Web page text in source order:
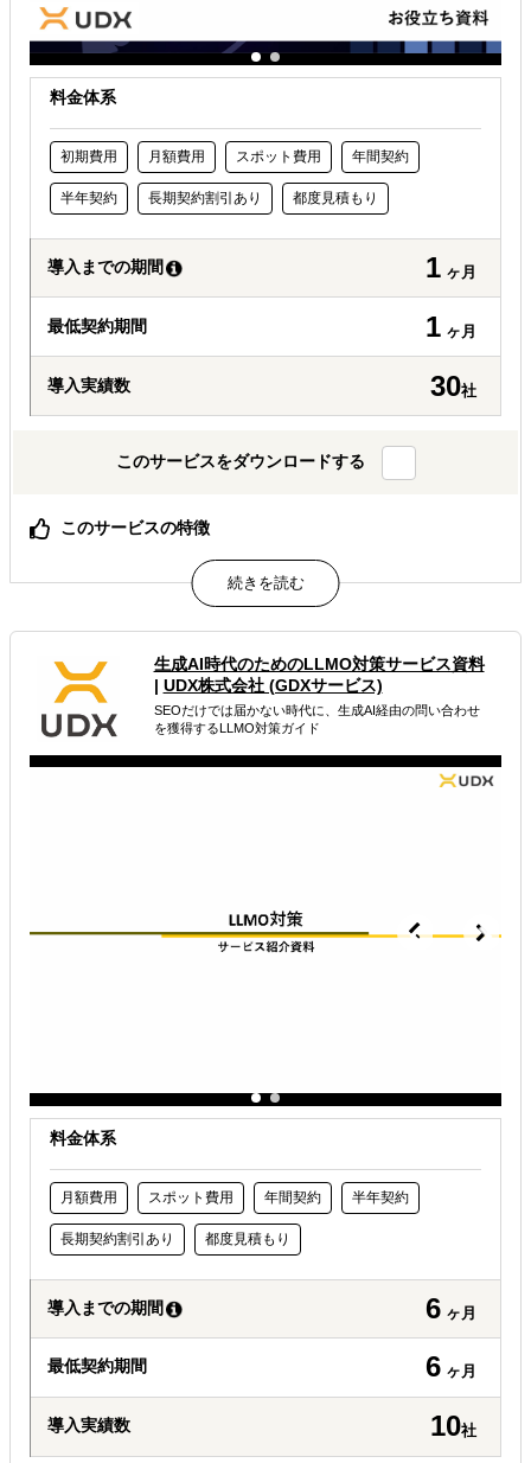
料金体系
初期費用 月額費用 スポット費用 年間契約
半年契約 長期契約割引あり 都度見積もり
導入までの期間 1 ヶ月
最低契約期間 1 ヶ月
導入実績数 30社
このサービスをダウンロードする
このサービスの特徴
海外BtoBのリード獲得から顧客育成・商談創出までを一体
最適化するCRM構築ガイドです。
属するジャンル
海外WEBプロモーション 海外広告・プロモーション
多言語サイト制作
海外におけるリスク・コストを低減したい
生成AI時代のためのLLMO対策サービス資料
| UDX株式会社 (GDXサービス)
SEOだけでは届かない時代に、生成AI経由の問い合わせ
を獲得するLLMO対策ガイド
料金体系
月額費用 スポット費用 年間契約 半年契約
長期契約割引あり 都度見積もり
導入までの期間 6 ヶ月
最低契約期間 6 ヶ月
導入実績数 10社